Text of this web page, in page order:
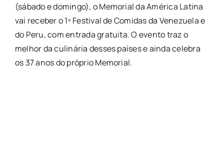
(sábado e domingo), o Memorial da América Latina
vai receber o 1º Festival de Comidas da Venezuela e
do Peru, com entrada gratuita. O evento traz o
melhor da culinária desses países e ainda celebra
os 37 anos do próprio Memorial.